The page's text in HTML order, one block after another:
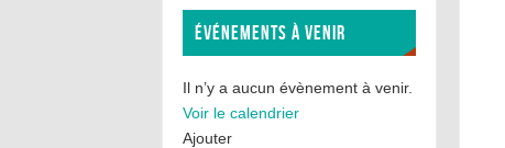
ÉVÉNEMENTS À VENIR
Il n’y a aucun évènement à venir.
Voir le calendrier
Ajouter